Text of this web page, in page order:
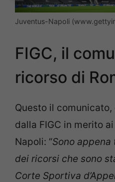
Juventus-Napoli
FIGC, il
ricorso di
Questo il
dalla FIGC in merito
Napoli: “Sono
dei ricorsi che sono
Corte Sportiva